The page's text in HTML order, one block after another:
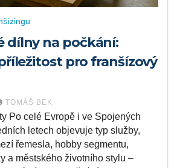
dílny na počkání:
pro franšízový
TOMÁŠ BEK
Po celé Evropě i ve Spojených
letech objevuje typ služby,
řemesla, hobby segmentu,
a městského životního stylu –